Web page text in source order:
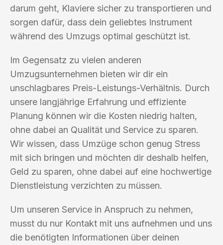
darum geht, Klaviere sicher zu transportieren und
sorgen dafür, dass dein geliebtes Instrument
während des Umzugs optimal geschützt ist.
Im Gegensatz zu vielen anderen
Umzugsunternehmen bieten wir dir ein
unschlagbares Preis-Leistungs-Verhältnis. Durch
unsere langjährige Erfahrung und effiziente
Planung können wir die Kosten niedrig halten,
ohne dabei an Qualität und Service zu sparen.
Wir wissen, dass Umzüge schon genug Stress
mit sich bringen und möchten dir deshalb helfen,
Geld zu sparen, ohne dabei auf eine hochwertige
Dienstleistung verzichten zu müssen.
Um unseren Service in Anspruch zu nehmen,
musst du nur Kontakt mit uns aufnehmen und uns
die benötigten Informationen über deinen